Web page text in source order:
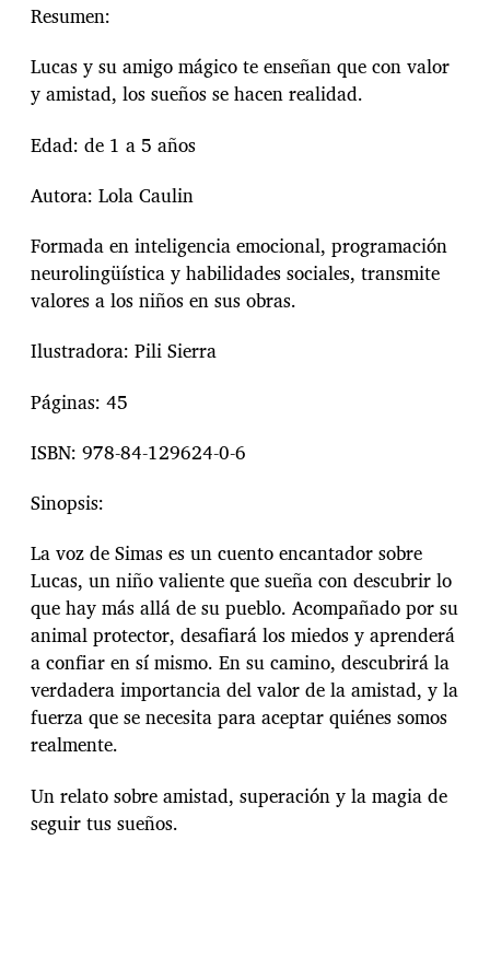
Resumen:
Lucas y su amigo mágico te enseñan que con valor
y amistad, los sueños se hacen realidad.
Edad: de 1 a 5 años
Autora: Lola Caulin
Formada en inteligencia emocional, programación
neurolingüística y habilidadessociales, transmite
valores a los niños en sus obras.
Ilustradora: Pili Sierra
Páginas: 45
ISBN: 978-84-129624-0-6
Sinopsis:
La voz de Simas es un cuentoencantador sobre
Lucas, un niñovaliente que sueña con descubrirlo
que hay más allá de su pueblo. Acompañado por su
animalprotector, desafiará los miedos yaprenderá
a confiar en sí mismo. En su camino, descubrirá la
verdadera importancia del valorde la amistad, y la
fuerza que senecesita para aceptar quiénessomos
realmente.
Un relato sobre amistad, superación y la magia de
seguirtus sueños.